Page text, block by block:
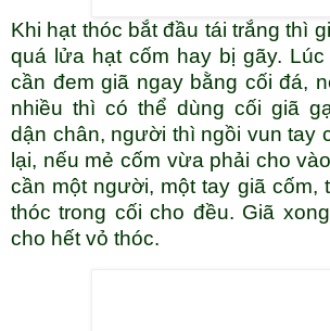
Khi hạt thóc bắt đầu tái trắng thì
quá lửa hạt cốm hay bị gãy.
cần đem giã ngay bằng cối đá,
nhiều thì có thể dùng cối giã
dận chân, người thì ngồi vun tay
lại, nếu mẻ cốm vừa phải cho
cần một người, một tay giã cốm,
thóc trong cối cho đều. Giã
cho hết vỏ thóc.